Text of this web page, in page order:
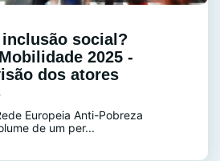
social?
2025 -
dos atores
Europeia Anti-Pobreza
de um per...